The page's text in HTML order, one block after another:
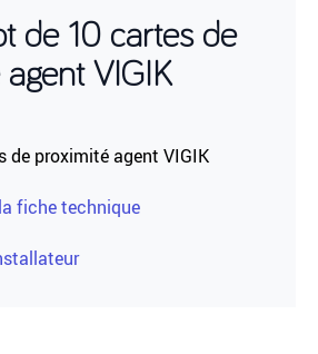
de 10 cartes de
VIGIK
de proximité agent VIGIK
fiche technique